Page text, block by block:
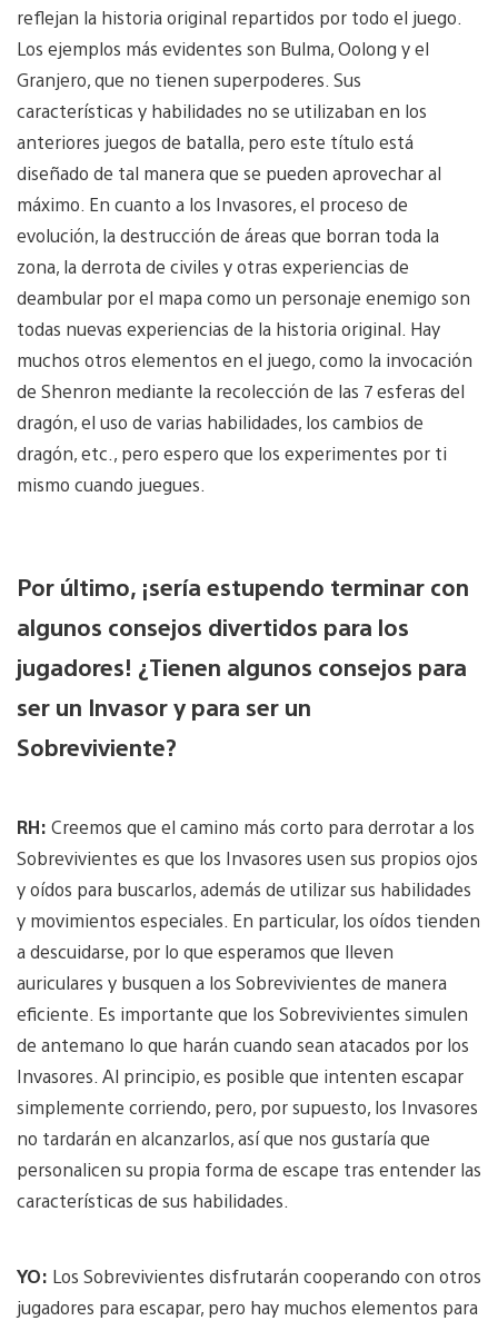
reflejan la historia original repartidos por todo el juego.
Los ejemplos más evidentes son Bulma, Oolong y el
Granjero, que no tienen superpoderes. Sus
características y habilidades no se utilizaban en los
anteriores juegos de batalla, pero este título está
diseñado de tal manera que se pueden aprovechar al
máximo. En cuanto a los Invasores, el proceso de
evolución, la destrucción de áreas que borran toda la
zona, la derrota de civiles y otras experiencias de
deambular por el mapa como un personaje enemigo son
todas nuevas experiencias de la historia original. Hay
muchos otros elementos en el juego, como la invocación
de Shenron mediante la recolección de las 7 esferas del
dragón, el uso de varias habilidades, los cambios de
dragón, etc., pero espero que los experimentes por ti
mismo cuando juegues.
Por último, ¡sería estupendo terminar con
algunos consejos divertidos para los
jugadores! ¿Tienen algunos consejos para
ser un Invasor y para ser un
Sobreviviente?
RH: Creemos que el camino más corto para derrotar a los
Sobrevivientes es que los Invasores usen sus propios ojos
y oídos para buscarlos, además de utilizar sus habilidades
y movimientos especiales. En particular, los oídos tienden
a descuidarse, por lo que esperamos que lleven
auriculares y busquen a los Sobrevivientes de manera
eficiente. Es importante que los Sobrevivientes simulen
de antemano lo que harán cuando sean atacados por los
Invasores. Al principio, es posible que intenten escapar
simplemente corriendo, pero, por supuesto, los Invasores
no tardarán en alcanzarlos, así que nos gustaría que
personalicen su propia forma de escape tras entender las
características de sus habilidades.
YO: Los Sobrevivientes disfrutarán cooperando con otros
jugadores para escapar, pero hay muchos elementos para